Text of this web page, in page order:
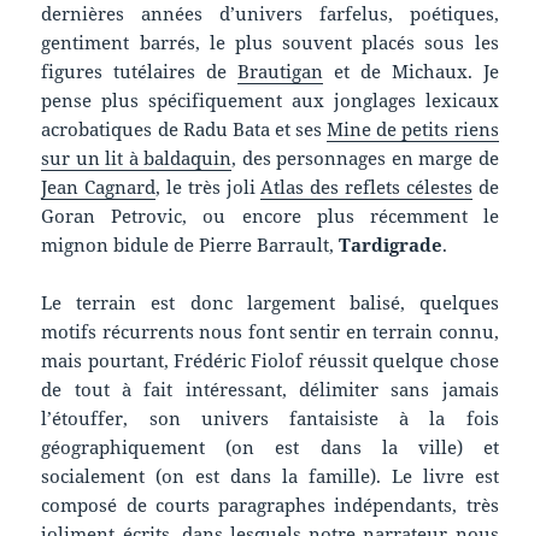
dernières années d’univers farfelus, poétiques,
gentiment barrés, le plus souvent placés sous les
figures tutélaires deBrautigan et de Michaux. Je
pense plus spécifiquement aux jonglages lexicaux
acrobatiques de Radu Bata et sesMine de petits riens
sur un lit à baldaquin, des personnages en marge de
Jean Cagnard, le très joliAtlas des reflets célestes de
Goran Petrovic, ou encore plus récemment le
mignon bidule de Pierre Barrault,Tardigrade.
Le terrain est donc largement balisé, quelques
motifs récurrents nous font sentir en terrain connu,
mais pourtant, Frédéric Fiolof réussit quelque chose
de tout à fait intéressant, délimiter sans jamais
l’étouffer, son univers fantaisiste à la fois
géographiquement (on est dans la ville) et
socialement (on est dans la famille). Le livre est
composé de courts paragraphes indépendants, très